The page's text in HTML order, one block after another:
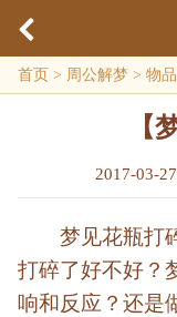
首页 > 周公解梦 > 物品
【
2017-03-
梦见花瓶打
打碎了好不好？
响和反应？还是